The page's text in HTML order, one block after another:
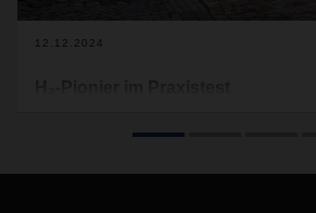
12.12.2024